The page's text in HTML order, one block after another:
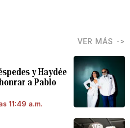
VER MÁS
y Haydée
a Pablo
11:49 a.m.